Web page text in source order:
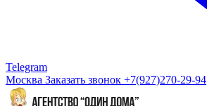
Telegram
Москва Заказать звонок +7(927)270-29-94